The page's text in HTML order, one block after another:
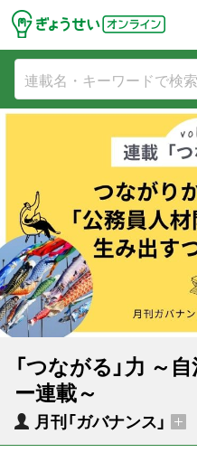
「つながる」力 ～
ー連載～
月刊「ガバナンス」